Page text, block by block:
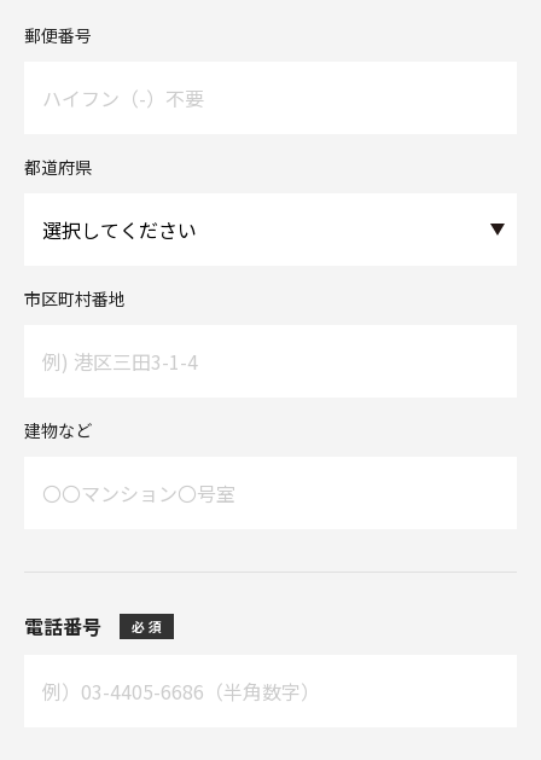
郵便番号
都道府県
市区町村番地
建物など
電話番号